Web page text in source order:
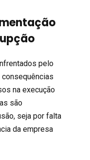
pelo
na execução
são
seja por falta
da empresa